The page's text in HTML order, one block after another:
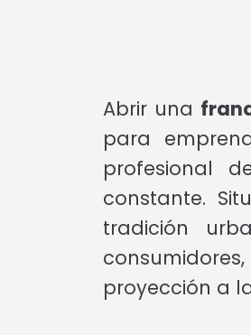
Abrir una
para
profesional
constante.
tradición
proyección a